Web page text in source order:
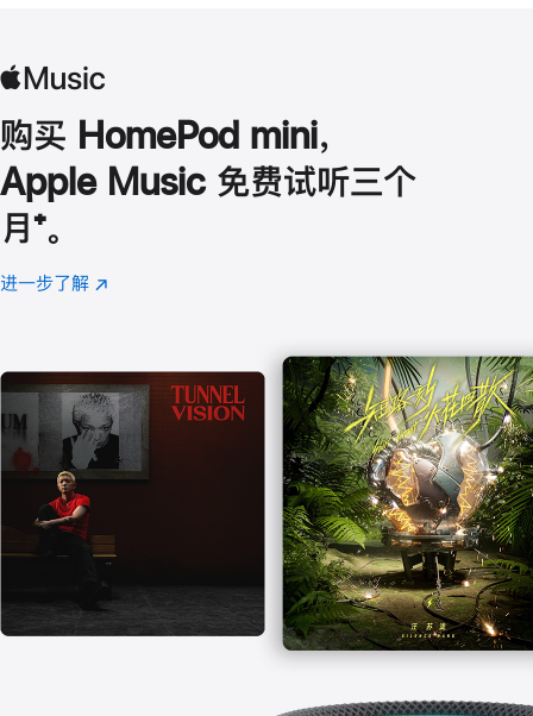
购买 HomePod mini，
Apple Music 免费试听三个
月 脚
注
⁺。
进一步了解 Apple
(在
口
中
打
开)